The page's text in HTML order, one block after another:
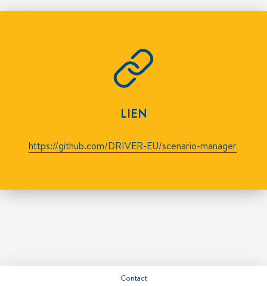
LIEN
https://github.com/DRIVER-EU/scenario-manager
Contact